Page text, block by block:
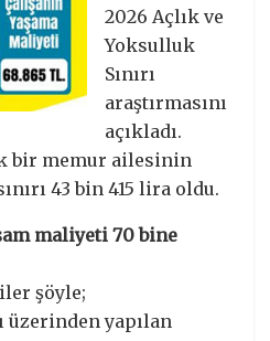
2026 Açlık ve
Yoksulluk
Sınırı
araştırmasını
açıkladı.
bir memur ailesinin
43 bin 415 lira oldu.
maliyeti 70 bine
şöyle;
üzerinden yapılan